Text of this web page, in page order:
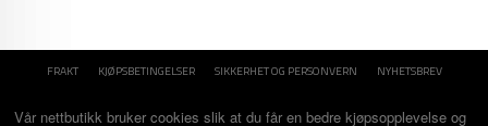
FRAKT KJØPSBETINGELSER SIKKERHET OG PERSONVERN NYHETSBREV
Vår nettbutikk bruker cookies slik at du får en bedre kjøpsopplevelse og